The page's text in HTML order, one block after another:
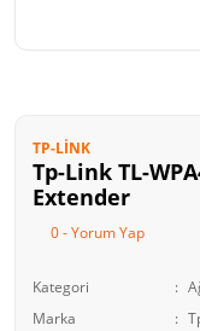
TP-LINK
Tp-Link TL-
Extender
0 - Yorum Yap
Kategori
Marka